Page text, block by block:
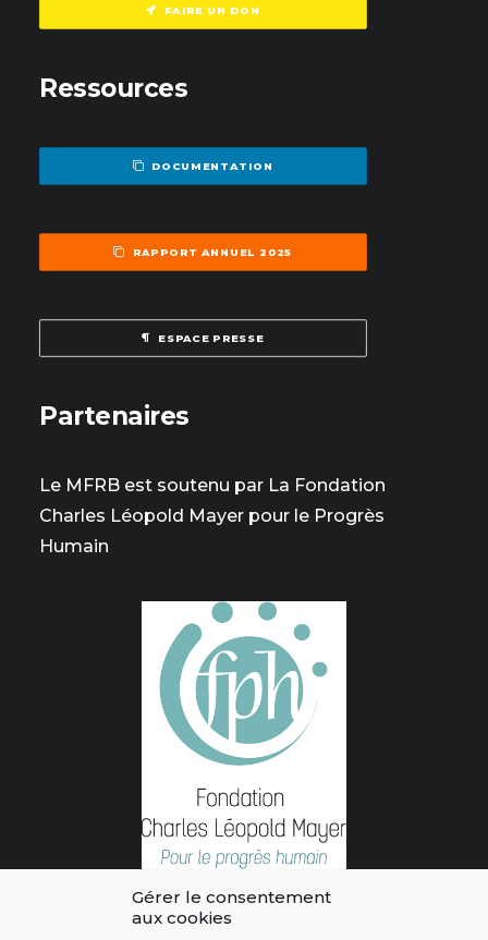
Gérer le consentement
aux cookies
FAIRE UN DON
Ressources
DOCUMENTATION
RAPPORT ANNUEL 2025
ESPACE PRESSE
Partenaires
Le MFRB est soutenu par La Fondation
Charles Léopold Mayer pour le Progrès
Humain